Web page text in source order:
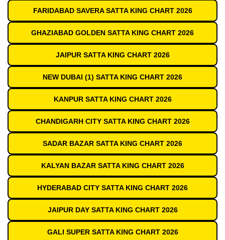
FARIDABAD SAVERA SATTA KING CHART 2026
GHAZIABAD GOLDEN SATTA KING CHART 2026
JAIPUR SATTA KING CHART 2026
NEW DUBAI (1) SATTA KING CHART 2026
KANPUR SATTA KING CHART 2026
CHANDIGARH CITY SATTA KING CHART 2026
SADAR BAZAR SATTA KING CHART 2026
KALYAN BAZAR SATTA KING CHART 2026
HYDERABAD CITY SATTA KING CHART 2026
JAIPUR DAY SATTA KING CHART 2026
GALI SUPER SATTA KING CHART 2026